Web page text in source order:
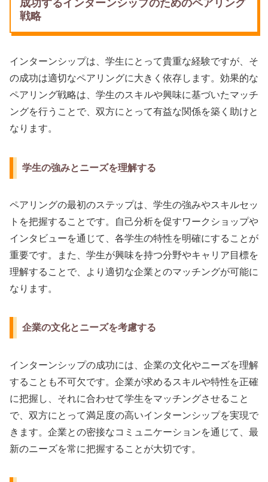
成功するインターンシップのためのペアリング
戦略
インターンシップは、学生にとって貴重な経験ですが、そ
の成功は適切なペアリングに大きく依存します。効果的な
ペアリング戦略は、学生のスキルや興味に基づいたマッチ
ングを行うことで、双方にとって有益な関係を築く助けと
なります。
学生の強みとニーズを理解する
ペアリングの最初のステップは、学生の強みやスキルセッ
トを把握することです。自己分析を促すワークショップや
インタビューを通じて、各学生の特性を明確にすることが
重要です。また、学生が興味を持つ分野やキャリア目標を
理解することで、より適切な企業とのマッチングが可能に
なります。
企業の文化とニーズを考慮する
インターンシップの成功には、企業の文化やニーズを理解
することも不可欠です。企業が求めるスキルや特性を正確
に把握し、それに合わせて学生をマッチングさせること
で、双方にとって満足度の高いインターンシップを実現で
きます。企業との密接なコミュニケーションを通じて、最
新のニーズを常に把握することが大切です。